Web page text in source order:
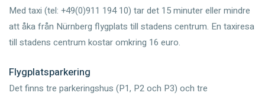
Med taxi (tel: +49(0)911 194 10) tar det 15 minuter eller mindre
att åka från Nürnberg flygplats till stadens centrum. En taxiresa
till stadens centrum kostar omkring 16 euro.
Flygplatsparkering
Det finns tre parkeringshus (P1, P2 och P3) och tre